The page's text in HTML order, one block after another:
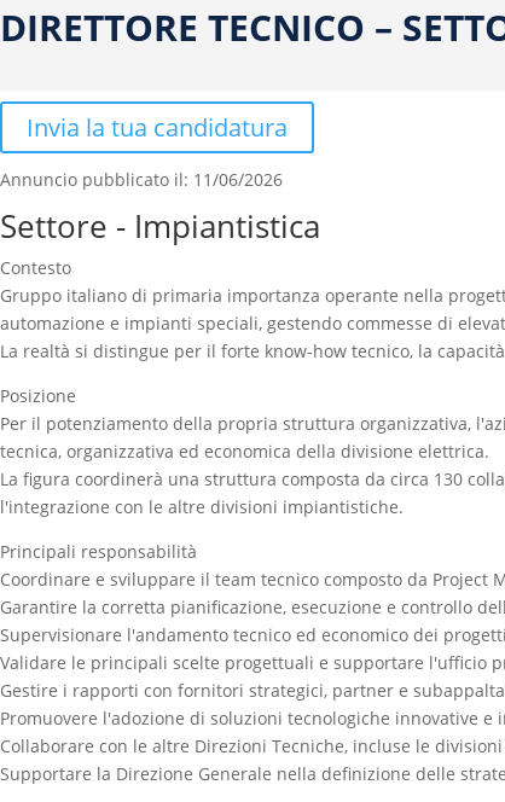
DIRETTORE TECNICO –
Invia la tua candidatura
Annuncio pubblicato il: 11/06/2026
Settore - Impiantistica
Contesto
Gruppo italiano di primaria importanza operante nella
automazione e impianti speciali, gestendo commesse di
La realtà si distingue per il forte know-how tecnico, la
Posizione
Per il potenziamento della propria struttura organizzativa,
tecnica, organizzativa ed economica della divisione elettrica.
La figura coordinerà una struttura composta da circa 130
l'integrazione con le altre divisioni impiantistiche.
Principali responsabilità
Coordinare e sviluppare il team tecnico composto da Project
Garantire la corretta pianificazione, esecuzione e controllo
Supervisionare l'andamento tecnico ed economico dei
Validare le principali scelte progettuali e supportare l'ufficio
Gestire i rapporti con fornitori strategici, partner e
Promuovere l'adozione di soluzioni tecnologiche innovative
Collaborare con le altre Direzioni Tecniche, incluse le
Supportare la Direzione Generale nella definizione delle